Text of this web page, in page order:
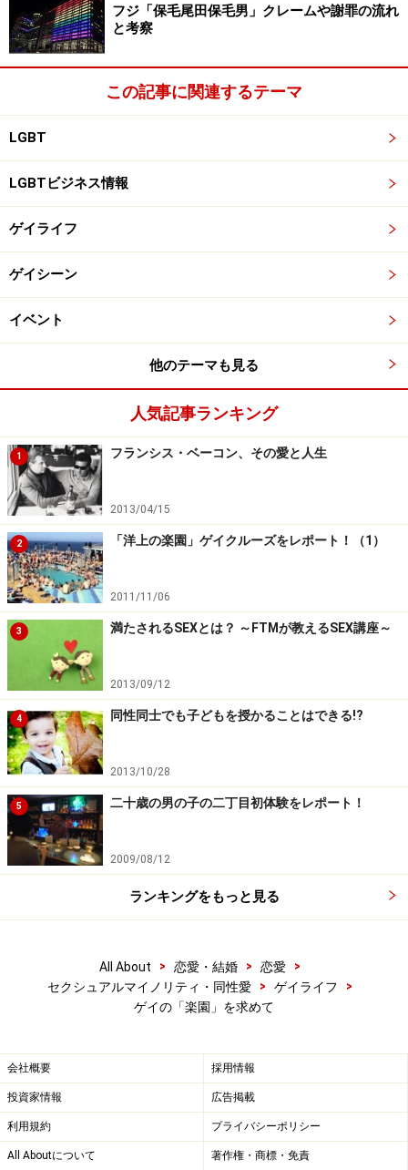
フジ「保毛尾田保毛男」クレームや謝罪の流れ
と考察
この記事に関連するテーマ
LGBT
LGBTビジネス情報
ゲイライフ
ゲイシーン
イベント
他のテーマも見る
人気記事ランキング
1 フランシス・ベーコン、その愛と人生
2013/04/15
2 「洋上の楽園」ゲイクルーズをレポート！（1）
2011/11/06
3 満たされるSEXとは？ ～FTMが教えるSEX講座～
2013/09/12
4 同性同士でも子どもを授かることはできる!?
2013/10/28
5 二十歳の男の子の二丁目初体験をレポート！
2009/08/12
ランキングをもっと見る
All About > 恋愛・結婚 > 恋愛
>
セクシュアルマイノリティ・同性愛
> ゲイライフ
>
ゲイの「楽園」を求めて
会社概要 採用情報
投資家情報 広告掲載
利用規約 プライバシーポリシー
All Aboutについて 著作権・商標・免責